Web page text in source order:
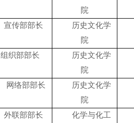
院
宣传部部长
历史文化学
院
组织部部长
历史文化学
院
网络部部长
历史文化学
院
外联部部长
化学与化工